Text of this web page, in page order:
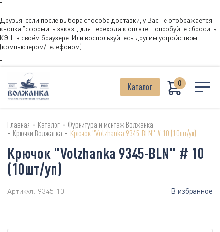
"
Друзья, если после выбора способа доставки, у Вас не отображается
кнопка "оформить заказ", для перехода к оплате, попробуйте сбросить
КЭШ в своём браузере. Или воспользуйтесь другим устройством
(компьютером/телефоном)
"
Каталог 0
Главная - Каталог - Фурнитура и монтаж Волжанка
- Крючки Волжанка - Крючок "Volzhanka 9345-BLN" # 10 (10шт/уп)
Крючок "Volzhanka 9345-BLN" # 10
(10шт/уп)
Артикул: 9345-10 В избранное